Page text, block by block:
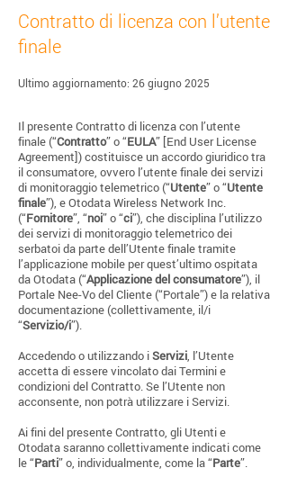
Contratto di licenza con l’utente
finale
Ultimo aggiornamento: 26 giugno 2025
Il presente Contratto di licenza con l’utente
finale (“Contratto” o “EULA” [End User License
Agreement]) costituisce un accordo giuridico tra
il consumatore, ovvero l’utente finale dei servizi
di monitoraggio telemetrico (“Utente” o “Utente
finale”), e Otodata Wireless Network Inc.
(“Fornitore”, “noi” o “ci”), che disciplina l’utilizzo
dei servizi di monitoraggio telemetrico dei
serbatoi da parte dell’Utente finale tramite
l’applicazione mobile per quest’ultimo ospitata
da Otodata (“Applicazione del consumatore”), il
Portale Nee-Vo del Cliente (“Portale”) e la relativa
documentazione (collettivamente, il/i
“Servizio/i”).
Accedendo o utilizzando iServizi, l’Utente
accetta di essere vincolato dai Termini e
condizioni del Contratto. Se l’Utente non
acconsente, non potrà utilizzare i Servizi.
Ai fini del presente Contratto, gli Utenti e
Otodata saranno collettivamente indicati come
le “Parti” o, individualmente, come la “Parte”.